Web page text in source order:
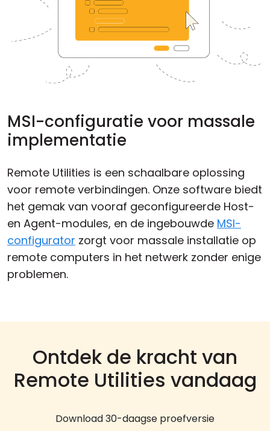
MSI-configuratie voor massale
implementatie
Remote Utilities is een schaalbare oplossing
voor remote verbindingen. Onze software biedt
het gemak van vooraf geconfigureerde Host-
en Agent-modules, en de ingebouwde MSI-
configurator zorgt voor massale installatie op
remote computers in het netwerk zonder enige
problemen.
Ontdek de kracht van
Remote Utilities vandaag
Download 30-daagse proefversie